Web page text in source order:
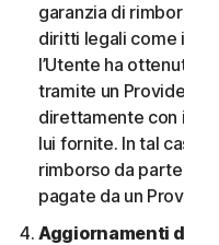
garanzia di rimborso,
diritti legali come i
l’Utente ha ottenuto il
tramite un Provider e
direttamente con il
lui fornite. In tal caso,
rimborso da parte
pagate da un Provider.
Aggiornamenti dei